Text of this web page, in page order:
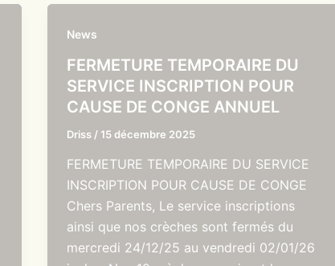
News
FERMETURE TEMPORAIRE DU
SERVICE INSCRIPTION POUR
CAUSE DE CONGE ANNUEL
Driss / 15 décembre 2025
FERMETURE TEMPORAIRE DU SERVICE
INSCRIPTION POUR CAUSE DE CONGE
Chers Parents, Le service inscriptions
ainsi que nos crèches sont fermés du
mercredi 24/12/25 au vendredi 02/01/26